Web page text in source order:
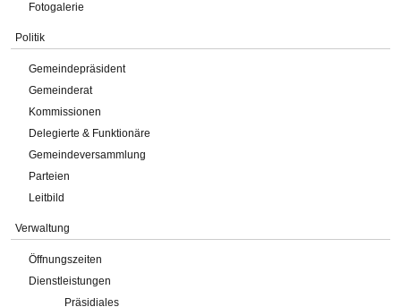
Fotogalerie
Politik
Gemeindepräsident
Gemeinderat
Kommissionen
Delegierte & Funktionäre
Gemeindeversammlung
Parteien
Leitbild
Verwaltung
Öffnungszeiten
Dienstleistungen
Präsidiales